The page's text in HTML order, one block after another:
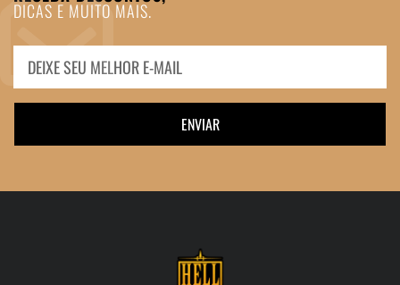
DICAS E MUITO MAIS.
ENVIAR